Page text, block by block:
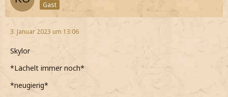
Gast
3. Januar 2023 um 13:06
Skylor
*Lächelt immer noch*
*neugierig*